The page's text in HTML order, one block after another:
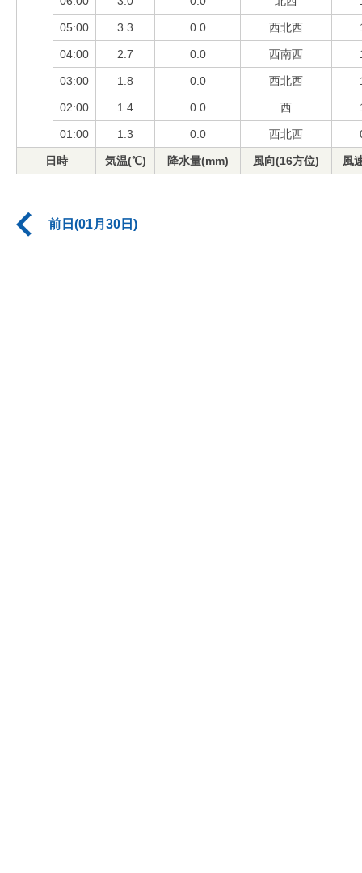
05:00 3.3 0.0 西北西
04:00 2.7 0.0 西南西
03:00 1.8 0.0 西北西
02:00 1.4 0.0 西
01:00 1.3 0.0 西北西
日時 気温(℃) 降水量(mm) 風向(16方位) 風
前日(01月30日)